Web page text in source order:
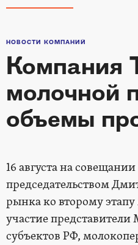
НОВОСТИ КОМПАНИЙ
Компания
молочной
объемы
16 августа на
председательством
рынка ко второму
участие представители
субъектов РФ,